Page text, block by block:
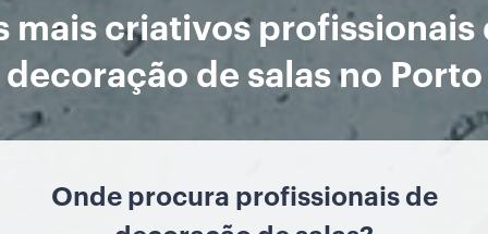
mais criativos profissionais
decoração de salas no Porto
Onde procura profissionais de